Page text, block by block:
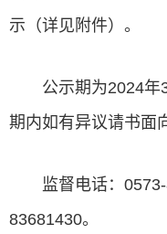
示（详见附件）。
公示期为2024年
期内如有异议请书面
监督电话：
83681430。